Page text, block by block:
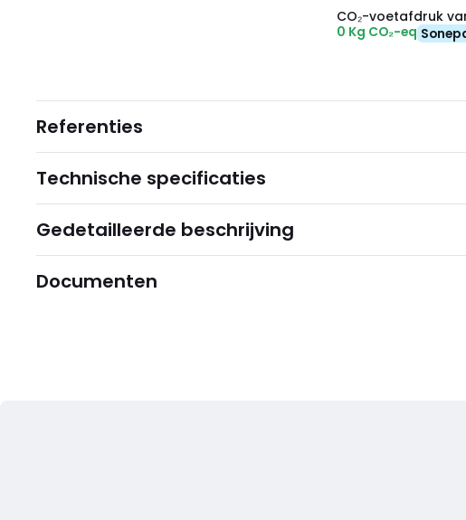
CO₂-voetafdruk
0 Kg CO₂-eq
Referenties
Technische specificaties
Gedetailleerde beschrijving
Documenten